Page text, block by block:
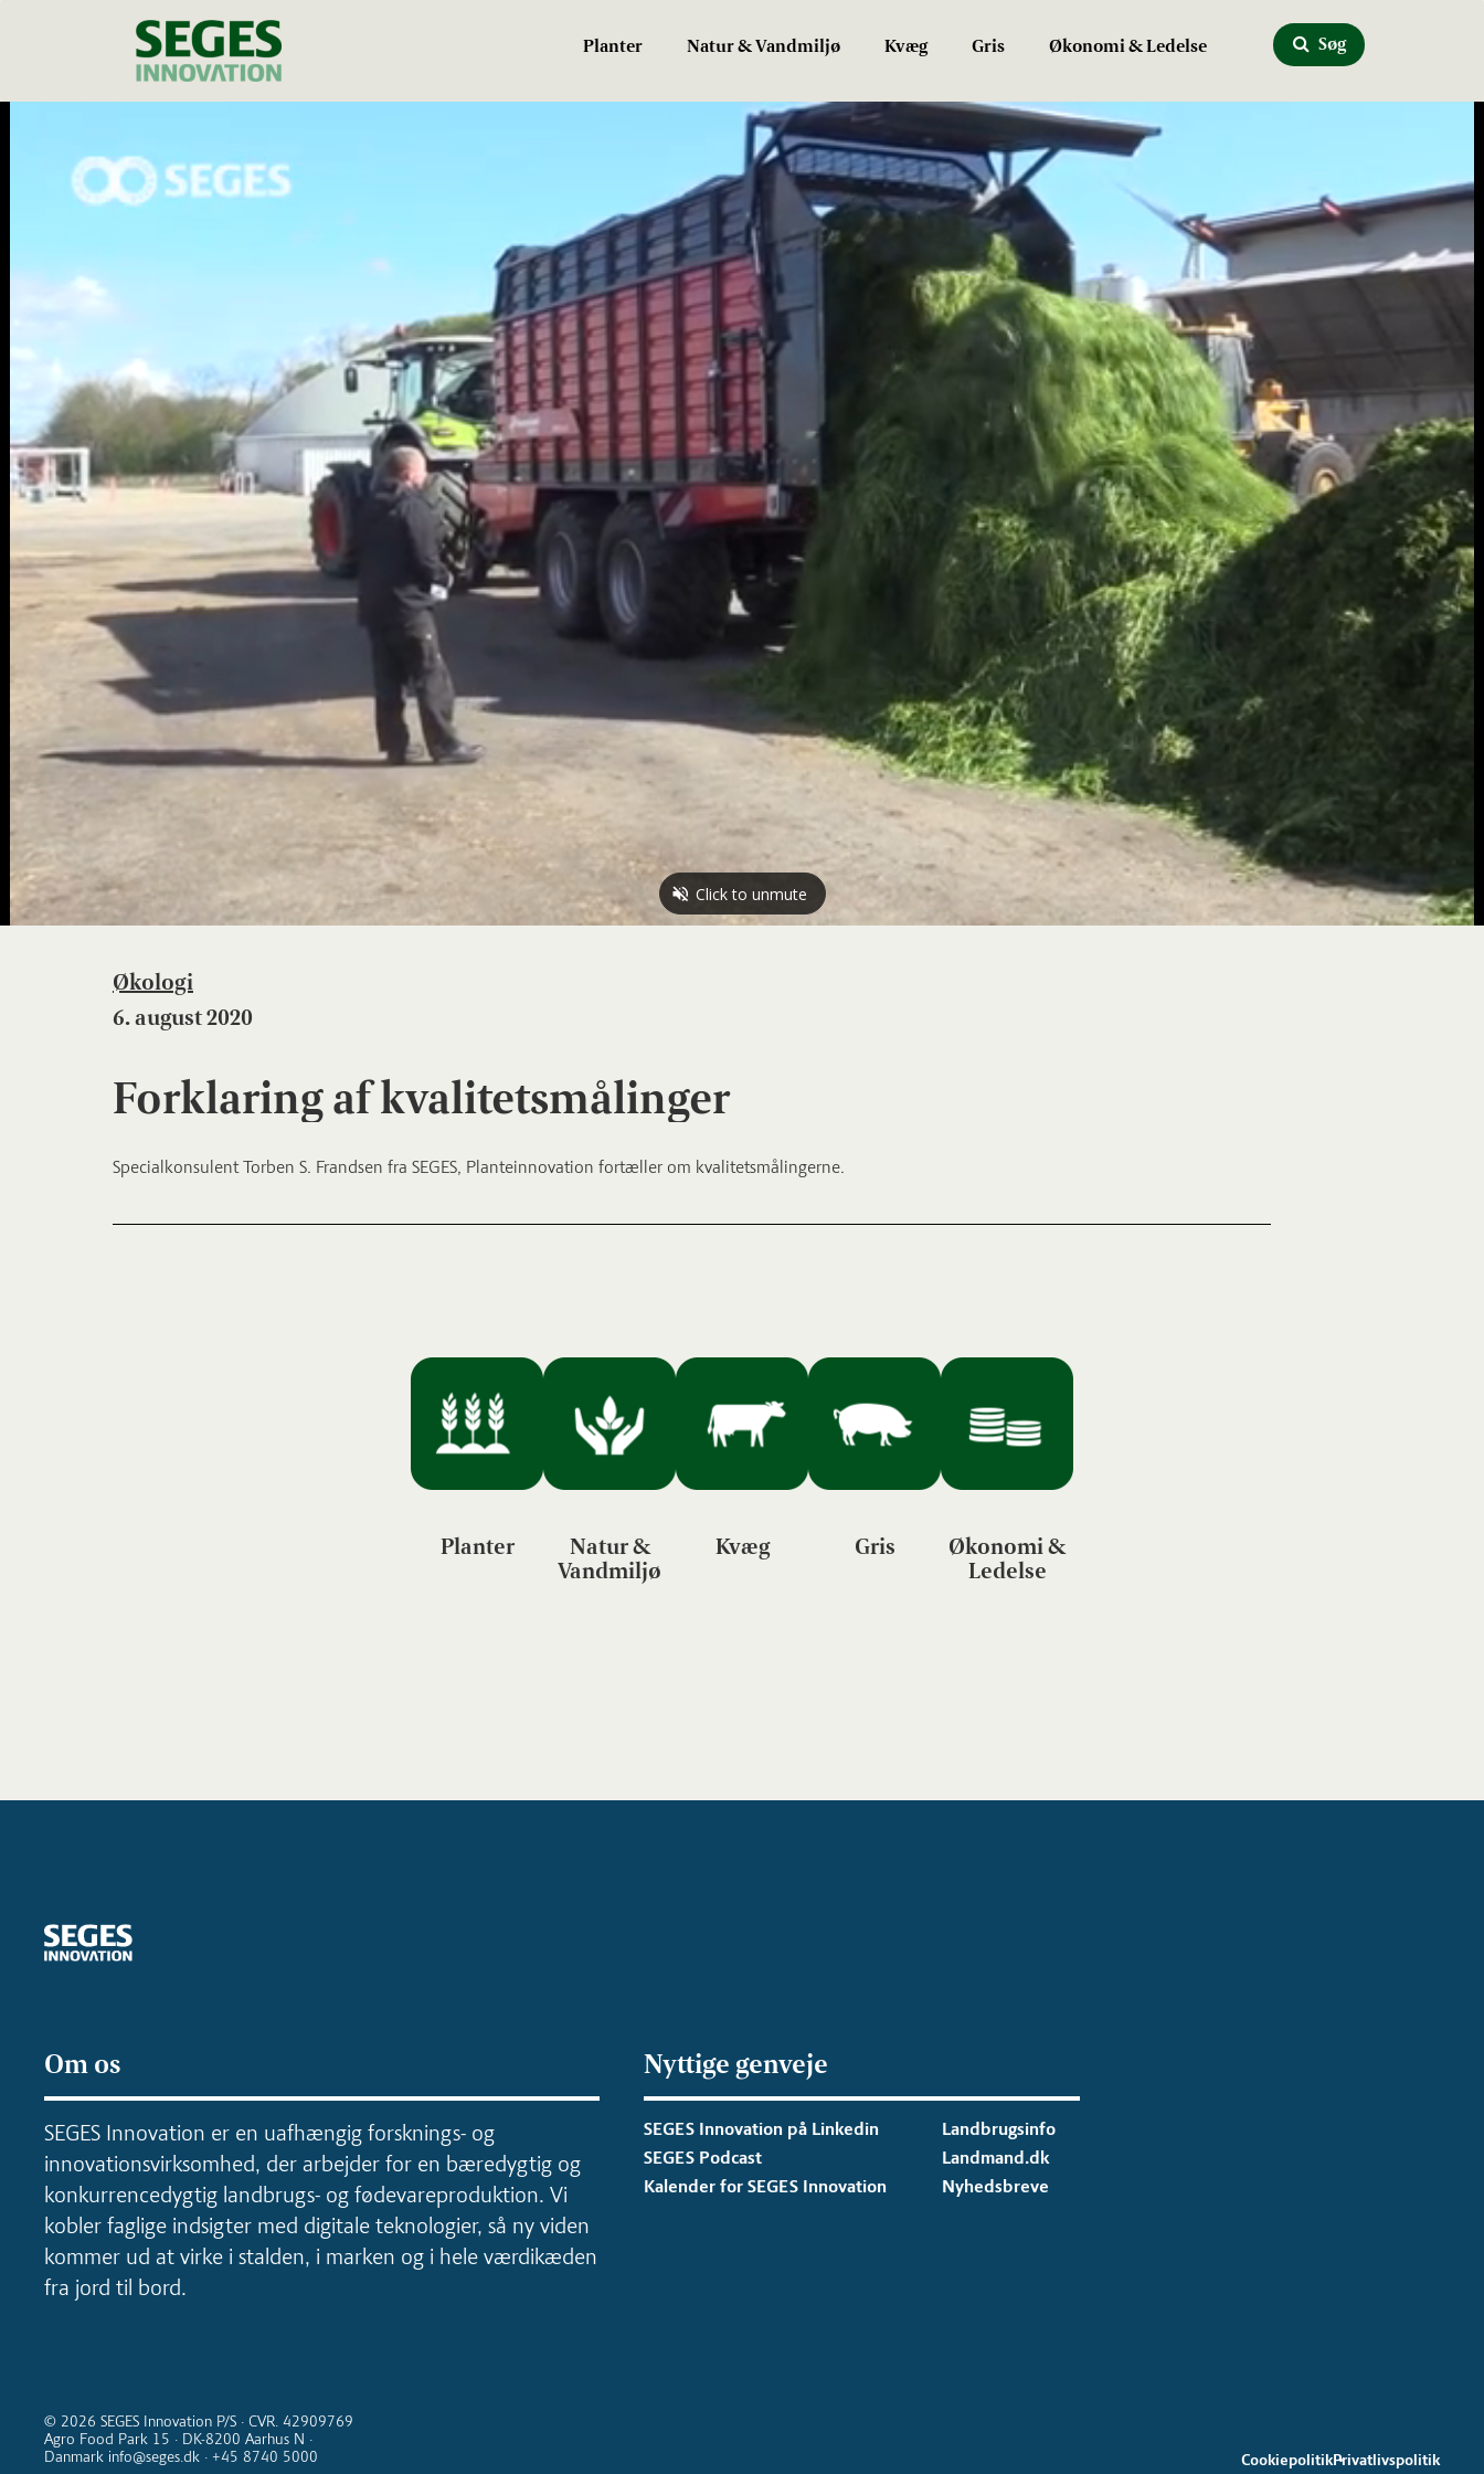
Planter Natur & Vandmiljø Kvæg Gris Økonomi & Ledelse Søg
Økologi
6. august 2020
Forklaring af kvalitetsmålinger
Specialkonsulent Torben S. Frandsen fra SEGES, Planteinnovation fortæller om kvalitetsmålingerne.
Planter
Natur &
Vandmiljø
Kvæg Gris
Økonomi &
Ledelse
Om os
SEGES Innovation er en uafhængig forsknings- og
innovationsvirksomhed, der arbejder for en bæredygtig og
konkurrencedygtig landbrugs- og fødevareproduktion. Vi
kobler faglige indsigter med digitale teknologier, så ny viden
kommer ud at virke i stalden, i marken og i hele værdikæden
fra jord til bord.
Nyttige genveje
SEGES Innovation på Linkedin
SEGES Podcast
Kalender for SEGES Innovation
Landbrugsinfo
Landmand.dk
Nyhedsbreve
© 2026 SEGES Innovation P/S · CVR. 42909769
Agro Food Park 15 · DK-8200 Aarhus N ·
Danmark info@seges.dk · +45 8740 5000
CookiepolitikPrivatlivspolitik